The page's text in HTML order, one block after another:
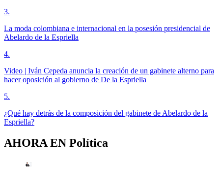
3.
La moda colombiana e internacional en la posesión presidencial de
Abelardo de la Espriella
4.
Video | Iván Cepeda anuncia la creación de un gabinete alterno para
hacer oposición al gobierno de De la Espriella
5.
¿Qué hay detrás de la composición del gabinete de Abelardo de la
Espriella?
AHORA EN Política